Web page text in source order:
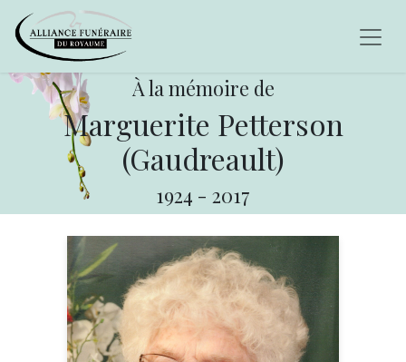
À la mémoire de
Marguerite Petterson
(Gaudreault)
1924 - 2017